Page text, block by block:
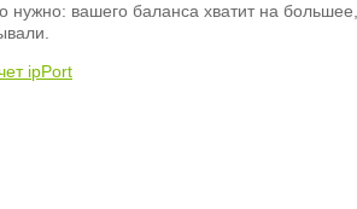
нужно: вашего баланса хватит на большее,
ipPort